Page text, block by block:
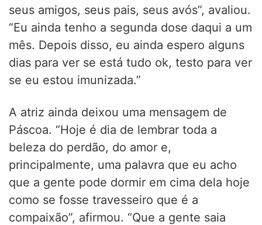
seus amigos, seus pais, seus avós”, avaliou.
“Eu ainda tenho a segunda dose daqui a um
mês. Depois disso, eu ainda espero alguns
dias para ver se está tudo ok, testo para ver
se eu estou imunizada.”
A atriz ainda deixou uma mensagem de
Páscoa. “Hoje é dia de lembrar toda a
beleza do perdão, do amor e,
principalmente, uma palavra que eu acho
que a gente pode dormir em cima dela hoje
como se fosse travesseiro que é a
compaixão”, afirmou. “Que a gente saia